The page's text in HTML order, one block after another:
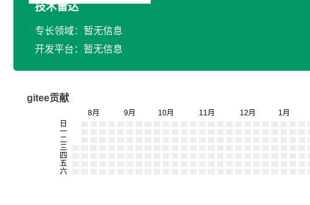
技术雷达
专长领域：暂无信息
开发平台：暂无信息
gitee贡献